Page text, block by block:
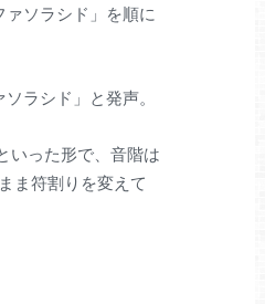
ァソラシド」を順に
ラシド」と発声。
いった形で、音階は
ま符割りを変えて